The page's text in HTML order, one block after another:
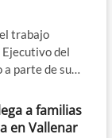
trabajo
del
a parte de su…
a familias
en Vallenar